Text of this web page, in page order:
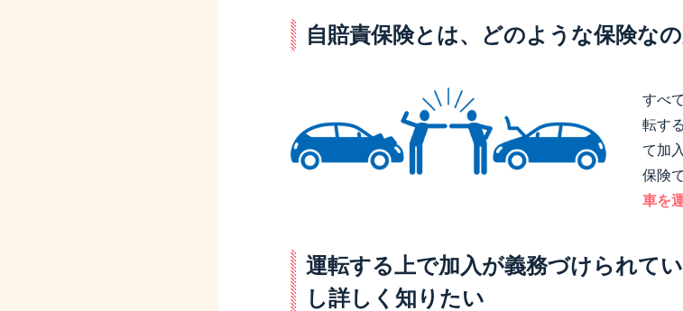
自賠責保険とは、どのような保険な
すべ
転す
て加
保険
車を
運転する上で加入が義務づけられて
し詳しく知りたい